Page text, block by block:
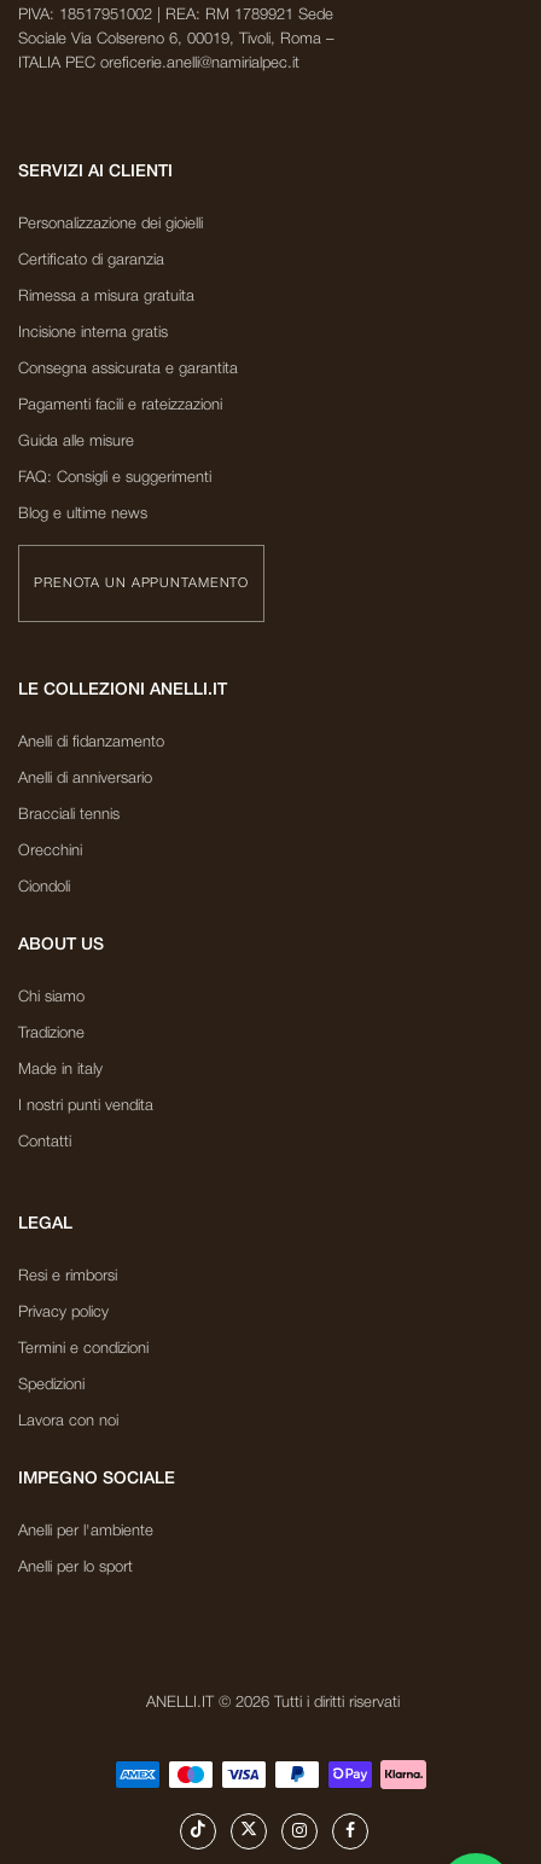
PIVA: 18517951002 | REA: RM 1789921 Sede
Sociale Via Colsereno 6, 00019, Tivoli, Roma –
ITALIA PEC oreficerie.anelli@namirialpec.it
SERVIZI AI CLIENTI
Personalizzazione dei gioielli
Certificato di garanzia
Rimessa a misura gratuita
Incisione interna gratis
Consegna assicurata e garantita
Pagamenti facili e rateizzazioni
Guida alle misure
FAQ: Consigli e suggerimenti
Blog e ultime news
PRENOTA UN APPUNTAMENTO
LE COLLEZIONI ANELLI.IT
Anelli di fidanzamento
Anelli di anniversario
Bracciali tennis
Orecchini
Ciondoli
ABOUT US
Chi siamo
Tradizione
Made in italy
I nostri punti vendita
Contatti
LEGAL
Resi e rimborsi
Privacy policy
Termini e condizioni
Spedizioni
Lavora con noi
IMPEGNO SOCIALE
Anelli per l'ambiente
Anelli per lo sport
ANELLI.IT © 2026 Tutti i diritti riservati